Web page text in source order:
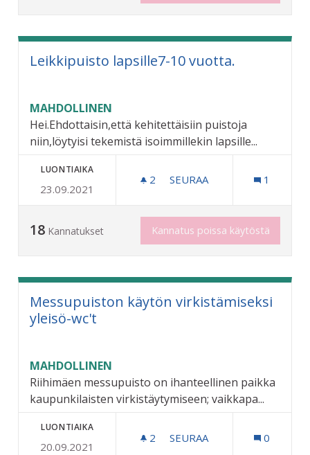
Leikkipuisto lapsille7-10 vuotta.
MAHDOLLINEN
Hei.Ehdottaisin,että kehitettäisiin puistoja
niin,löytyisi tekemistä isoimmillekin lapsille...
LUONTIAIKA
23.09.2021
2 2 SEURAAJAA
SEURAA 1
18 Kannatukset Kannatus poissa käytöstä
Messupuiston käytön virkistämiseksi
yleisö-wc't
MAHDOLLINEN
Riihimäen messupuisto on ihanteellinen paikka
kaupunkilaisten virkistäytymiseen; vaikkapa...
LUONTIAIKA
20.09.2021
2 2 SEURAAJAA
SEURAA 0